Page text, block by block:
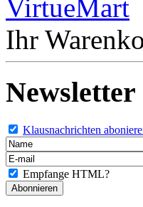
Ihr
Newsletter
Klausnachrichten
Empfange HTML?